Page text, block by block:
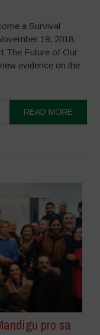
a Survival
19, 2018.
The Future of Our
evidence on the
READ MORE
pro sa